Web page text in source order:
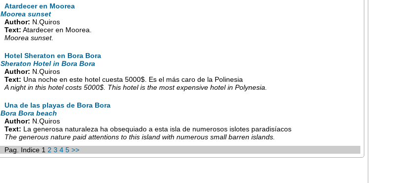
Atardecer en Moorea
Moorea sunset
Author: N.Quiros
Text: Atardecer en Moorea.
Moorea sunset.
Hotel Sheraton en Bora Bora
Sheraton Hotel in Bora Bora
Author: N.Quiros
Text: Una noche en este hotel cuesta 5000$. Es el más caro de la Polinesia
A night in this hotel costs 5000$. This hotel is the most expensive hotel in Polynesia.
Una de las playas de Bora Bora
Bora Bora beach
Author: N.Quiros
Text: La generosa naturaleza ha obsequiado a esta isla de numerosos islotes paradisíacos
The generous nature paid attentions to this island with numerous small barren islands.
Pag. Indice 1 2 3 4 5 >>